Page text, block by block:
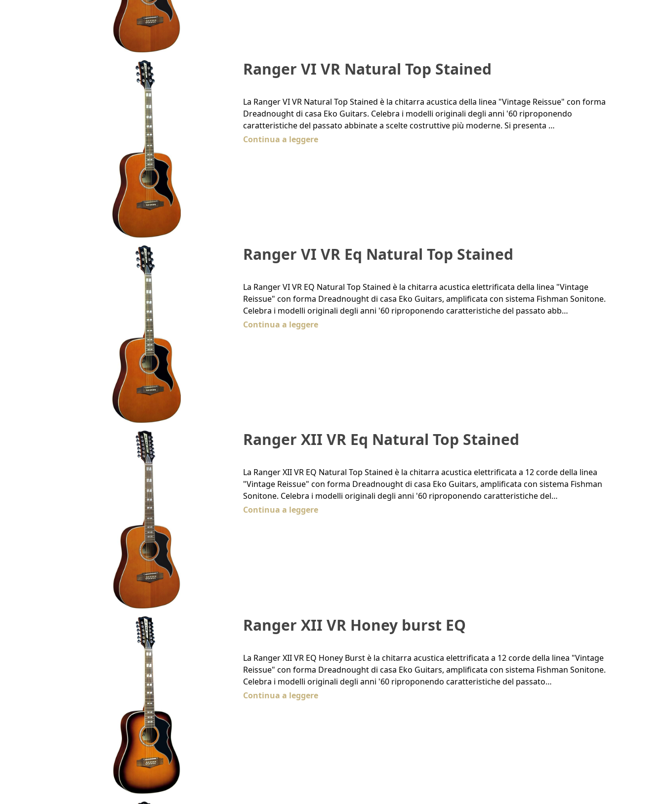
Ranger VI VR Natural Top Stained
La Ranger VI VR Natural Top Stained è la chitarra acustica della linea "Vintage Reissue" con forma
Dreadnought di casa Eko Guitars. Celebra i modelli originali degli anni '60 riproponendo
caratteristiche del passato abbinate a scelte costruttive più moderne. Si presenta …
Continua a leggere
Ranger VI VR Eq Natural Top Stained
La Ranger VI VR EQ Natural Top Stained è la chitarra acustica elettrificata della linea "Vintage
Reissue" con forma Dreadnought di casa Eko Guitars, amplificata con sistema Fishman Sonitone.
Celebra i modelli originali degli anni '60 riproponendo caratteristiche del passato abb…
Continua a leggere
Ranger XII VR Eq Natural Top Stained
La Ranger XII VR EQ Natural Top Stained è la chitarra acustica elettrificata a 12 corde della linea
"Vintage Reissue" con forma Dreadnought di casa Eko Guitars, amplificata con sistema Fishman
Sonitone. Celebra i modelli originali degli anni '60 riproponendo caratteristiche del…
Continua a leggere
Ranger XII VR Honey burst EQ
La Ranger XII VR EQ Honey Burst è la chitarra acustica elettrificata a 12 corde della linea "Vintage
Reissue" con forma Dreadnought di casa Eko Guitars, amplificata con sistema Fishman Sonitone.
Celebra i modelli originali degli anni '60 riproponendo caratteristiche del passato…
Continua a leggere